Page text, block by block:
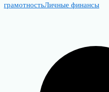
грамотностьЛичные финансы